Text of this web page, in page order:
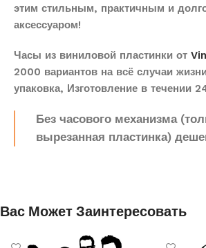
этим стильным, практичным и
аксессуаром!
Часы из виниловой пластинки от
2000 вариантов на всё случаи
упаковка, Изготовление в течении
Без часового механизма
вырезанная пластинка)
Вас Может Заинтересовать